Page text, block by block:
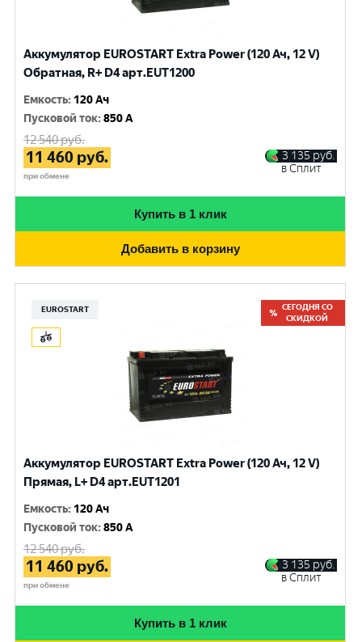
Аккумулятор EUROSTART Extra Power (120 Ач, 12 V)
Обратная, R+ D4 арт.EUT1200
Емкость: 120 Ач
Пусковой ток:850 A
12 540руб.
11 460 руб.
при обмене
3 135 руб.
в Сплит
Купить в 1 клик
Добавить в корзину
EUROSTART
СЕГОДНЯ СО
СКИДКОЙ
Аккумулятор EUROSTART Extra Power (120 Ач, 12 V)
Прямая, L+ D4 арт.EUT1201
Емкость: 120 Ач
Пусковой ток:850 A
12 540руб.
11 460 руб.
при обмене
3 135 руб.
в Сплит
Купить в 1 клик